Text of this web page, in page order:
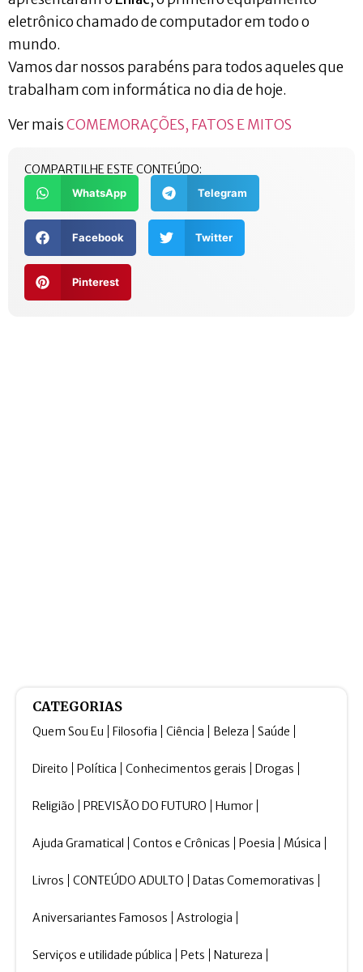
eletrônico chamado de computador em todo o
mundo.
Vamos dar nossos parabéns para todos aqueles que
trabalham com informática no dia de hoje.
Ver maisCOMEMORAÇÕES, FATOS E MITOS
COMPARTILHE ESTE CONTEÚDO:
WhatsApp Telegram
Facebook Twitter
Pinterest
CATEGORIAS
Quem Sou Eu Filosofia Ciência Beleza Saúde
Direito Política Conhecimentos gerais Drogas
Religião PREVISÃO DO FUTURO Humor
Ajuda Gramatical Contos e Crônicas Poesia Música
Livros CONTEÚDO ADULTO Datas Comemorativas
Aniversariantes Famosos Astrologia
Serviços e utilidade pública Pets Natureza